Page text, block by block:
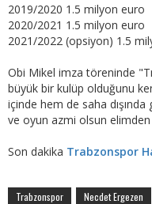
2019/2020 1.5 milyon euro
2020/2021 1.5 milyon euro
2021/2022 (opsiyon) 1.5
Obi Mikel imza töreninde
büyük bir kulüp olduğunu
içinde hem de saha
ve oyun azmi olsun
Son dakika Trabzonspor
Trabzonspor Necdet Ergezen